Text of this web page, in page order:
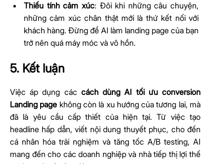
Thiếu tính cảm xúc: Đôi khi những câu chuyện,
những cảm xúc chân thật mới là thứ kết nối với
khách hàng. Đừng để AI làm landing page của bạn
trở nên quá máy móc và vô hồn.
5. Kết luận
Việc áp dụng các cách dùng AI tối ưu conversion
Landing page không còn là xu hướng của tương lai, mà
đã là yêu cầu cấp thiết của hiện tại. Từ việc tạo
headline hấp dẫn, viết nội dung thuyết phục, cho đến
cá nhân hóa trải nghiệm và tăng tốc A/B testing, AI
mang đến cho các doanh nghiệp và nhà tiếp thị lợi thế